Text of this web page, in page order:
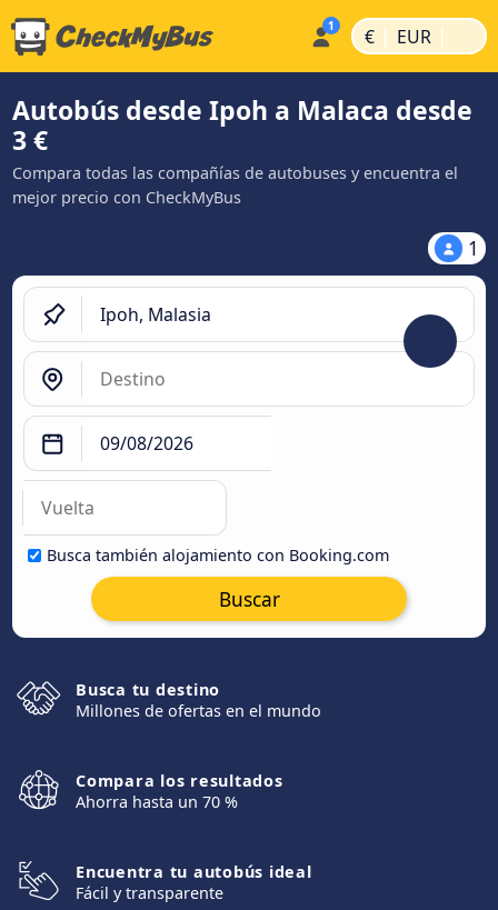
€ | EUR |
Autobús desde Ipoh a Malaca desde
3 €
Compara todas las compañías de autobuses y encuentra el
mejor precio con CheckMyBus
1
Busca también alojamiento con Booking.com
Buscar
Busca tu destino
Millones de ofertas en el mundo
Compara los resultados
Ahorra hasta un 70 %
Encuentra tu autobús ideal
Fácil y transparente